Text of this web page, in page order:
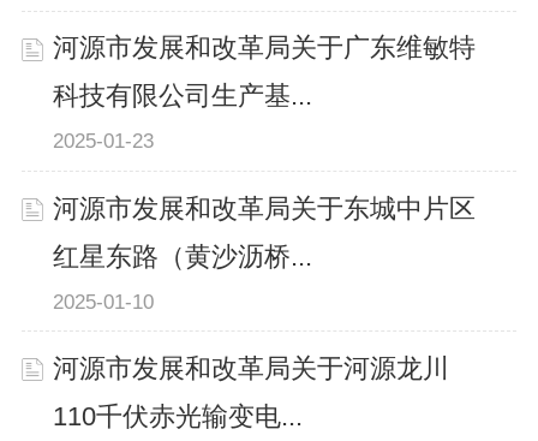
河源市发展和改革局关于广东维敏特
科技有限公司生产基...
2025-01-23
河源市发展和改革局关于东城中片区
红星东路（黄沙沥桥...
2025-01-10
河源市发展和改革局关于河源龙川
110千伏赤光输变电...